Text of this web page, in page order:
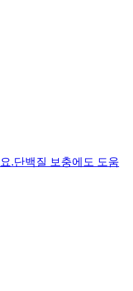
.단백질 보충에도 도움